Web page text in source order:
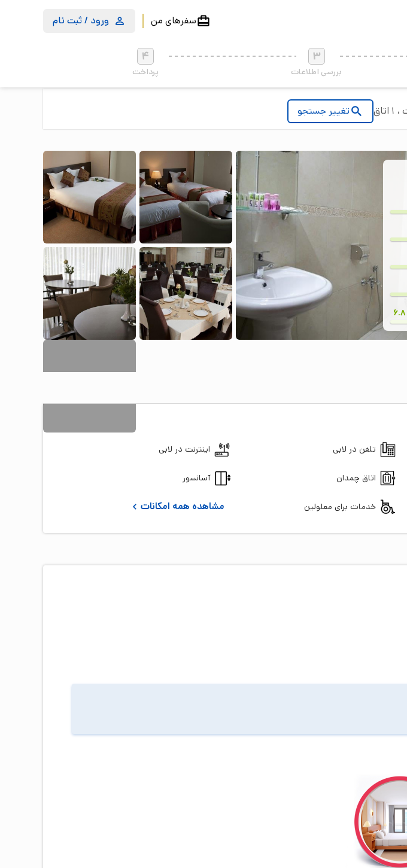
سفرهای من ورود / ثبت نام
3
بررسی اطلاعات
4
پرداخت
تغییر جستجو
6.8
تلفن در لابی
اتاق چمدان
خدمات برای معلولین
اینترنت در لابی
آسانسور
مشاهده همه امکانات